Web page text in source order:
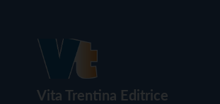
Vita Trentina Editrice